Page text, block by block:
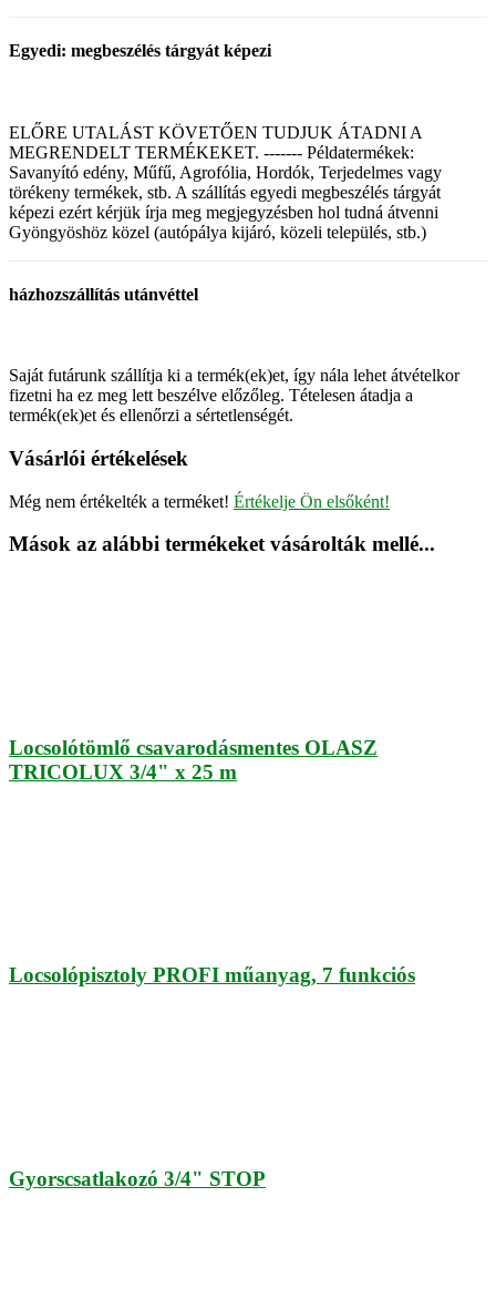
Egyedi: megbeszélés tárgyát képezi
ELŐRE UTALÁST KÖVETŐEN TUDJUK ÁTADNI A
MEGRENDELT TERMÉKEKET. ------- Példatermékek:
Savanyító edény, Műfű, Agrofólia, Hordók, Terjedelmes vagy
törékeny termékek, stb. A szállítás egyedi megbeszélés tárgyát
képezi ezért kérjük írja meg megjegyzésben hol tudná átvenni
Gyöngyöshöz közel (autópálya kijáró, közeli település, stb.)
házhozszállítás utánvéttel
Saját futárunk szállítja ki a termék(ek)et, így nála lehet átvételkor
fizetni ha ez meg lett beszélve előzőleg. Tételesen átadja a
termék(ek)et és ellenőrzi a sértetlenségét.
Vásárlói értékelések
Még nem értékelték a terméket! Értékelje Ön elsőként!
Mások az alábbi termékeket vásárolták mellé...
Locsolótömlő csavarodásmentes OLASZ
TRICOLUX 3/4" x 25 m
Locsolópisztoly PROFI műanyag, 7 funkciós
Gyorscsatlakozó 3/4" STOP